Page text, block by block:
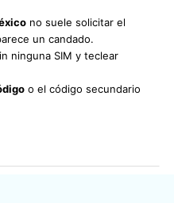
no suele solicitar el
un candado.
ninguna SIM y teclear
o el código secundario